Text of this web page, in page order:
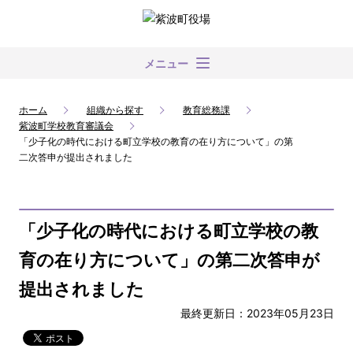
メニュー
ホーム 組織から探す
教育総務課
紫波町学校教育審議会
「少子化の時代における町立学校の教育の在り方について」の第
二次答申が提出されました
「少子化の時代における町立学校の教
育の在り方について」の第二次答申が
提出されました
最終更新日：2023年05月23日